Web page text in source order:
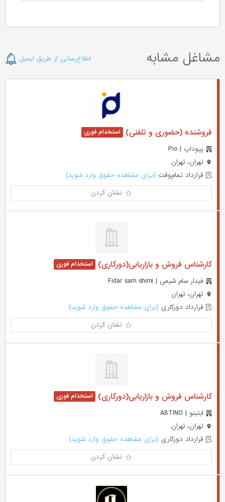
مشاغل مشابه اطلاع‌رسانی از طریق ایمیل
فروشنده (حضوری و تلفنی)
پیوداپ | Pio
تهران، تهران
قرارداد تمام‌وقت (برای مشاهده حقوق وارد شوید)
نشان کردن
کارشناس فروش و بازاریابی(دورکاری)
فیدار سام شیمی | Fidar sam shimi
تهران، تهران
قرارداد دورکاری (برای مشاهده حقوق وارد شوید)
نشان کردن
کارشناس فروش و بازاریابی(دورکاری)
ابتینو | ABTINO
تهران، تهران
قرارداد دورکاری (برای مشاهده حقوق وارد شوید)
نشان کردن